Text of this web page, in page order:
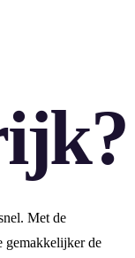
Met de
gemakkelijker de